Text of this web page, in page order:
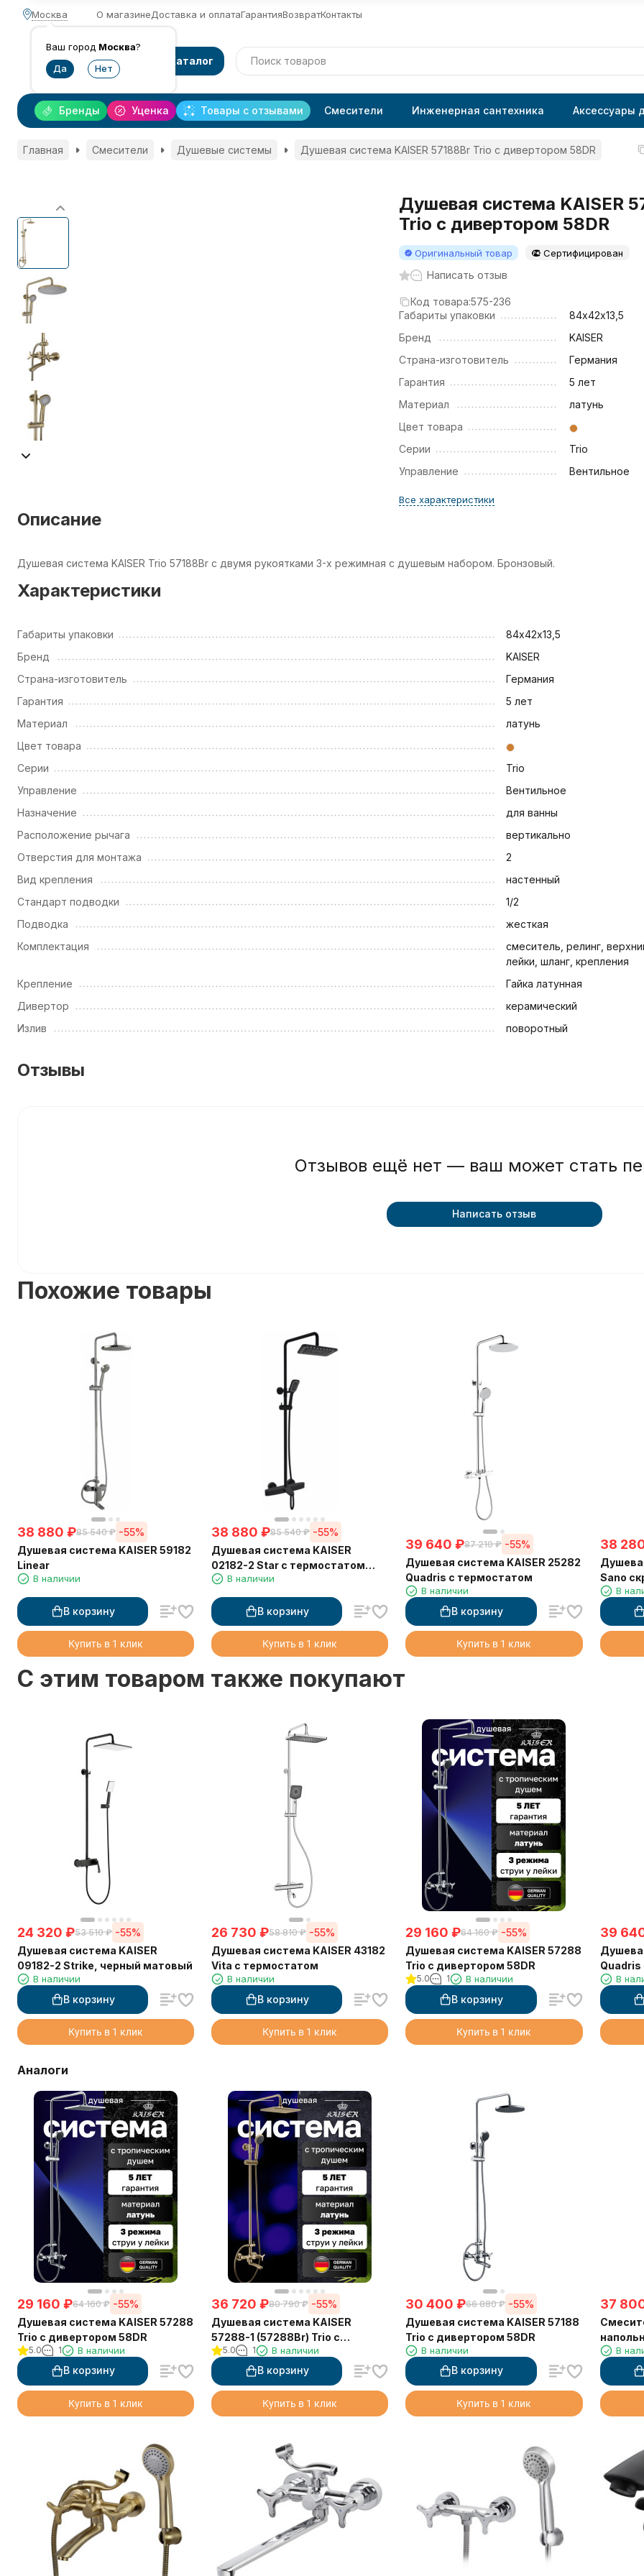
Москва
Ваш город Москва?
О магазинеДоставка и оплатаГарантияВозвратКонтакты
Каталог
Уценка Товары с отзывами
Бренды Смесители Инженерная сантехника Аксессуары
Главная Смесители Душевые системы Душевая система KAISER 57188Br Trio с дивертором 58DR
Душевая система KAISER
Trio с дивертором 58DR
Оригинальный товар Сертифицирован
Написать отзыв
Код товара:575-236
Габариты упаковки
84х42х13,5
Бренд
KAISER
Страна-изготовитель
Германия
Гарантия
5 лет
Материал
латунь
Цвет товара
Серии
Trio
Управление
Вентильное
Все характеристики
Описание
Душевая система KAISER Trio 57188Br с двумя рукоятками 3-х режимная с душевым набором. Бронзовый.
Характеристики
Габариты упаковки
84х42х13,5
Бренд
KAISER
Страна-изготовитель
Германия
Гарантия
5 лет
Материал
латунь
Цвет товара
Серии
Trio
Управление
Вентильное
Назначение
для ванны
Расположение рычага
вертикально
Отверстия для монтажа
2
Вид крепления
настенный
Стандарт подводки
1/2
Подводка
жесткая
Комплектация
смеситель, релинг,
лейки, шланг, крепления
Крепление
Гайка латунная
Дивертор
керамический
Излив
поворотный
Отзывы
Отзывов ещё нет — ваш может стать
Написать отзыв
Похожие товары
38 880 ₽85 540 ₽ -55%
Душевая система KAISER 59182
Linear
В наличии
В корзину
Купить в 1 клик
38 880 ₽85 540 ₽ -55%
Душевая система KAISER
02182-2 Star с термостатом
6282В наличии
В корзину
Купить в 1 клик
39 640 ₽87 210 ₽ -55%
Душевая система KAISER 25282
Quadris с термостатом
В наличии
В корзину
Купить в 1 клик
38
Sano
В
C этим товаром также покупают
24 320 ₽53 510 ₽ -55%
Душевая система KAISER
09182-2 Strike, черный матовый
В наличии
В корзину
Купить в 1 клик
26 730 ₽58 810 ₽ -55%
Душевая система KAISER 43182
Vita с термостатом
В наличии
В корзину
Купить в 1 клик
29 160 ₽64 160 ₽ -55%
Душевая система KAISER 57288
Trio с дивертором 58DR
5.0 1 В наличии
В корзину
Купить в 1 клик
39
В
Аналоги
29 160 ₽64 160 ₽ -55%
Душевая система KAISER 57288
Trio с дивертором 58DR
5.0 1 В наличии
В корзину
Купить в 1 клик
36 720 ₽80 790 ₽ -55%
Душевая система KAISER
57288-1 (57288Br) Trio с
дивертором 58DR
5.0 1 В наличии
В корзину
Купить в 1 клик
30 400 ₽66 880 ₽ -55%
Душевая система KAISER 57188
Trio с дивертором 58DR
В наличии
В корзину
Купить в 1 клик
37
В